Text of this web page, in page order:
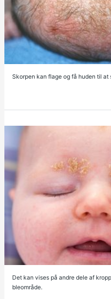
Skorpen kan flage og få huden til at
Det kan vises på andre dele af
bleområde.